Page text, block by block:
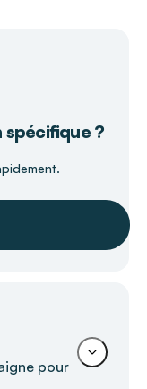
spécifique ?
pour